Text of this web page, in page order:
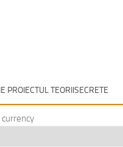
PROIECTUL TEORIISECRETE
currency